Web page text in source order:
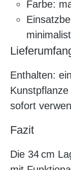
Farbe:
Enthalten:
sofort
Fazit
Die 34 cm